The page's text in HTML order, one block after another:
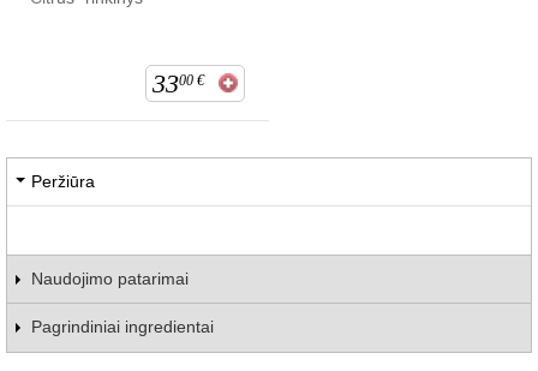
3300 €
Peržiūra
Naudojimo patarimai
Pagrindiniai ingredientai